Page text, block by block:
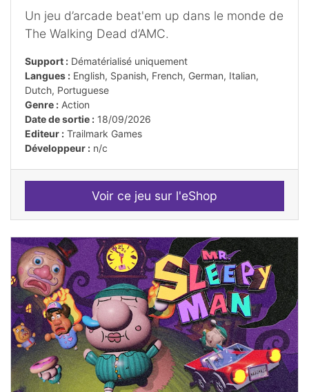
Un jeu d’arcade beat'em up dans le monde de
The Walking Dead d’AMC.
Support : Dématérialisé uniquement
Langues : English, Spanish, French, German, Italian,
Dutch, Portuguese
Genre : Action
Date de sortie : 18/09/2026
Editeur : Trailmark Games
Développeur : n/c
Voir ce jeu sur l'eShop